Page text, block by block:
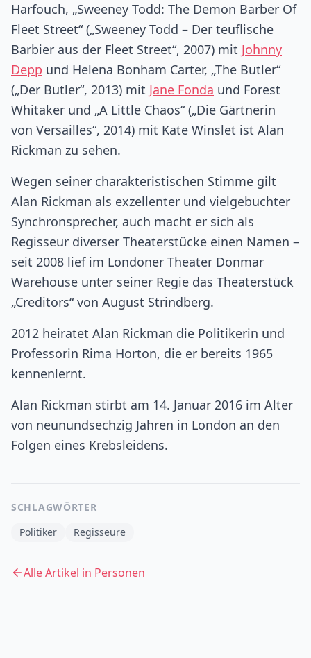
Harfouch, „Sweeney Todd: The Demon Barber Of
Fleet Street“ („Sweeney Todd – Der teuflische
Barbier aus der Fleet Street“, 2007) mit Johnny
Depp und Helena Bonham Carter, „The Butler“
(„Der Butler“, 2013) mit Jane Fonda und Forest
Whitaker und „A Little Chaos“ („Die Gärtnerin
von Versailles“, 2014) mit Kate Winslet ist Alan
Rickman zu sehen.
Wegen seiner charakteristischen Stimme gilt
Alan Rickman als exzellenter und vielgebuchter
Synchronsprecher, auch macht er sich als
Regisseur diverser Theaterstücke einen Namen –
seit 2008 lief im Londoner Theater Donmar
Warehouse unter seiner Regie das Theaterstück
„Creditors“ von August Strindberg.
2012 heiratet Alan Rickman die Politikerin und
Professorin Rima Horton, die er bereits 1965
kennenlernt.
Alan Rickman stirbt am 14. Januar 2016 im Alter
von neunundsechzig Jahren in London an den
Folgen eines Krebsleidens.
SCHLAGWÖRTER
Politiker
Regisseure
Alle Artikel in Personen